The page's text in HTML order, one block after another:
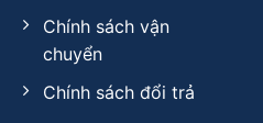
Chính sách vận
chuyển
Chính sách đổi trả